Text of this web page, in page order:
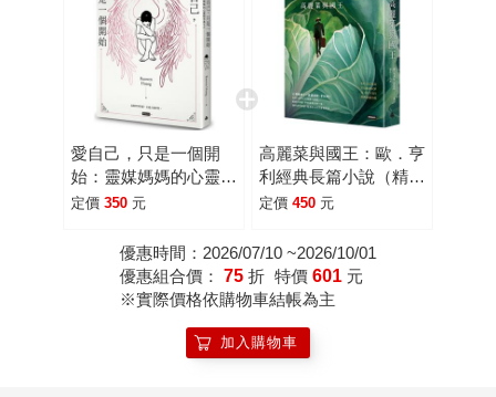
愛自己，只是一個開
始：靈媒媽媽的心靈解
答書2
定價 350 元
高麗菜與國王：歐．亨
利經典長篇小說（精裝
版）
定價 450 元
優惠時間：2026/07/10 ~2026/10/01
優惠組合價： 75 折 特價 601 元
※實際價格依購物車結帳為主
加入購物車